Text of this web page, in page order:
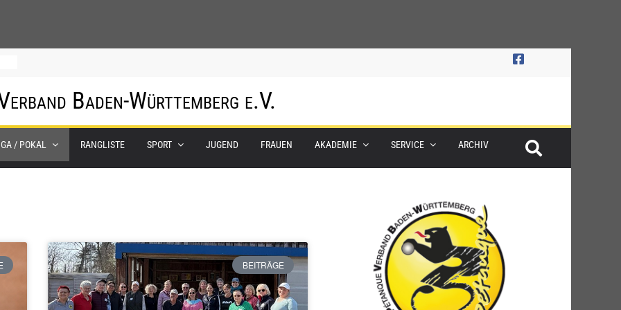
Baden-Württemberg e.V.
/ POKAL RANGLISTE SPORT JUGEND FRAUEN AKADEMIE SERVICE ARCHIV
BEITRÄGE